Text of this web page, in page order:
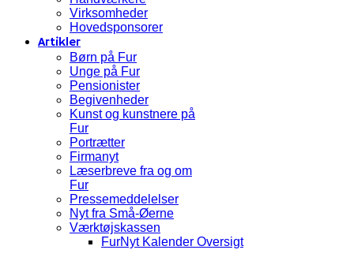
Virksomheder
Hovedsponsorer
Artikler
Børn på Fur
Unge på Fur
Pensionister
Begivenheder
Kunst og kunstnere på
Fur
Portrætter
Firmanyt
Læserbreve fra og om
Fur
Pressemeddelelser
Nyt fra Små-Øerne
Værktøjskassen
FurNyt Kalender Oversigt